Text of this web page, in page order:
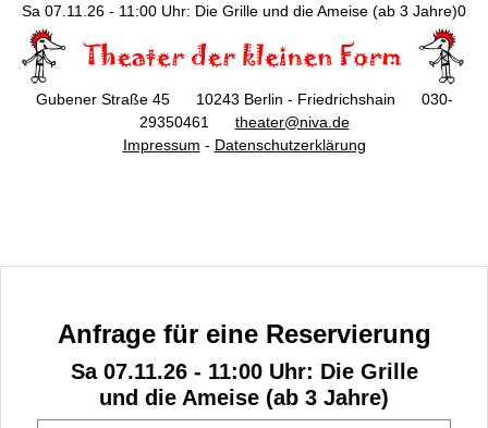
Sa 07.11.26 - 11:00 Uhr: Die Grille und die Ameise (ab 3 Jahre)0
Gubener Straße 45 10243 Berlin - Friedrichshain 030-
29350461 theater@niva.de
Impressum - Datenschutzerklärung
Anfrage für eine Reservierung
Sa 07.11.26 - 11:00 Uhr: Die Grille
und die Ameise (ab 3 Jahre)